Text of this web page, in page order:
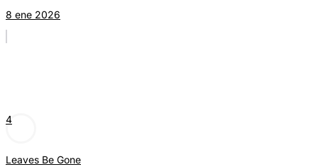
8 ene 2026
4
Leaves Be Gone